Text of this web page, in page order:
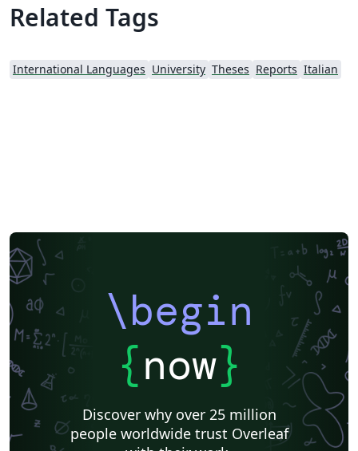
Related Tags
International Languages University Theses Reports Italian
\begin
{now}
Discover why over 25 million
people worldwide trust Overleaf